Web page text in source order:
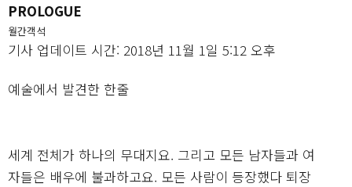
PROLOGUE
월간객석
기사 업데이트 시간: 2018년 11월 1일 5:12 오후
예술에서 발견한 한줄
세계 전체가 하나의 무대지요. 그리고 모든 남자들과 여
자들은 배우에 불과하고요. 모든 사람이 등장했다 퇴장